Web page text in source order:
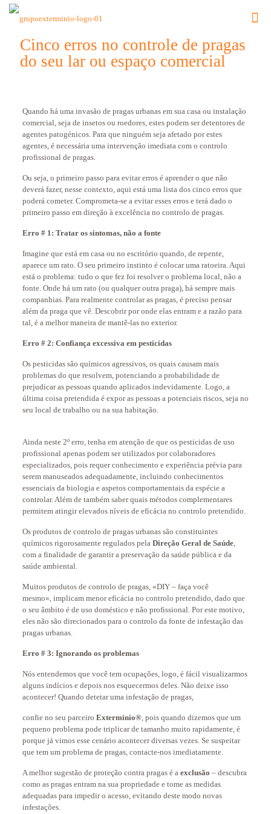
Cinco erros no controle de pragas
do seu lar ou espaço comercial
Quando há uma invasão de pragas urbanas em sua casa ou instalação
comercial, seja de insetos ou roedores, estes podem ser detentores de
agentes patogénicos. Para que ninguém seja afetado por estes
agentes, é necessária uma intervenção imediata com o controlo
profissional de pragas.
Ou seja, o primeiro passo para evitar erros é aprender o que não
deverá fazer, nesse contexto, aqui está uma lista dos cinco erros que
poderá cometer. Comprometa-se a evitar esses erros e terá dado o
primeiro passo em direção à excelência no controlo de pragas.
Erro # 1: Tratar os sintomas, não a fonte
Imagine que está em casa ou no escritório quando, de repente,
aparece um rato. O seu primeiro instinto é colocar uma ratoeira. Aqui
está o problema: tudo o que fez foi resolver o problema local, não a
fonte. Onde há um rato (ou qualquer outra praga), há sempre mais
companhias. Para realmente controlar as pragas, é preciso pensar
além da praga que vê. Descobrir por onde elas entram e a razão para
tal, é a melhor maneira de mantê-las no exterior.
Erro # 2: Confiança excessiva em pesticidas
Os pesticidas são químicos agressivos, os quais causam mais
problemas do que resolvem, potenciando a probabilidade de
prejudicar as pessoas quando aplicados indevidamente. Logo, a
última coisa pretendida é expor as pessoas a potenciais riscos, seja no
seu local de trabalho ou na sua habitação.
Ainda neste 2º erro, tenha em atenção de que os pesticidas de uso
profissional apenas podem ser utilizados por colaboradores
especializados, pois requer conhecimento e experiência prévia para
serem manuseados adequadamente, incluindo conhecimentos
essenciais da biologia e aspetos comportamentais da espécie a
controlar. Além de também saber quais métodos complementares
permitem atingir elevados níveis de eficácia no controlo pretendido.
Os produtos de controlo de pragas urbanas são constituintes
químicos rigorosamente regulados pela Direção Geral de Saúde,
com a finalidade de garantir a preservação da saúde pública e da
saúde ambiental.
Muitos produtos de controlo de pragas, «DIY – faça você
mesmo», implicam menor eficácia no controlo pretendido, dado que
o seu âmbito é de uso doméstico e não profissional. Por este motivo,
eles não são direcionados para o controlo da fonte de infestação das
pragas urbanas.
Erro # 3: Ignorando os problemas
Nós entendemos que você tem ocupações, logo, é fácil visualizarmos
alguns indícios e depois nos esquecermos deles. Não deixe isso
acontecer! Quando detetar uma infestação de pragas,
confie no seu parceiro Exterminio®, pois quando dizemos que um
pequeno problema pode triplicar de tamanho muito rapidamente, é
porque já vimos esse cenário acontecer diversas vezes. Se suspeitar
que tem um problema de pragas, contacte-nos imediatamente.
A melhor sugestão de proteção contra pragas é a exclusão – descubra
como as pragas entram na sua propriedade e tome as medidas
adequadas para impedir o acesso, evitando deste modo novas
infestações.